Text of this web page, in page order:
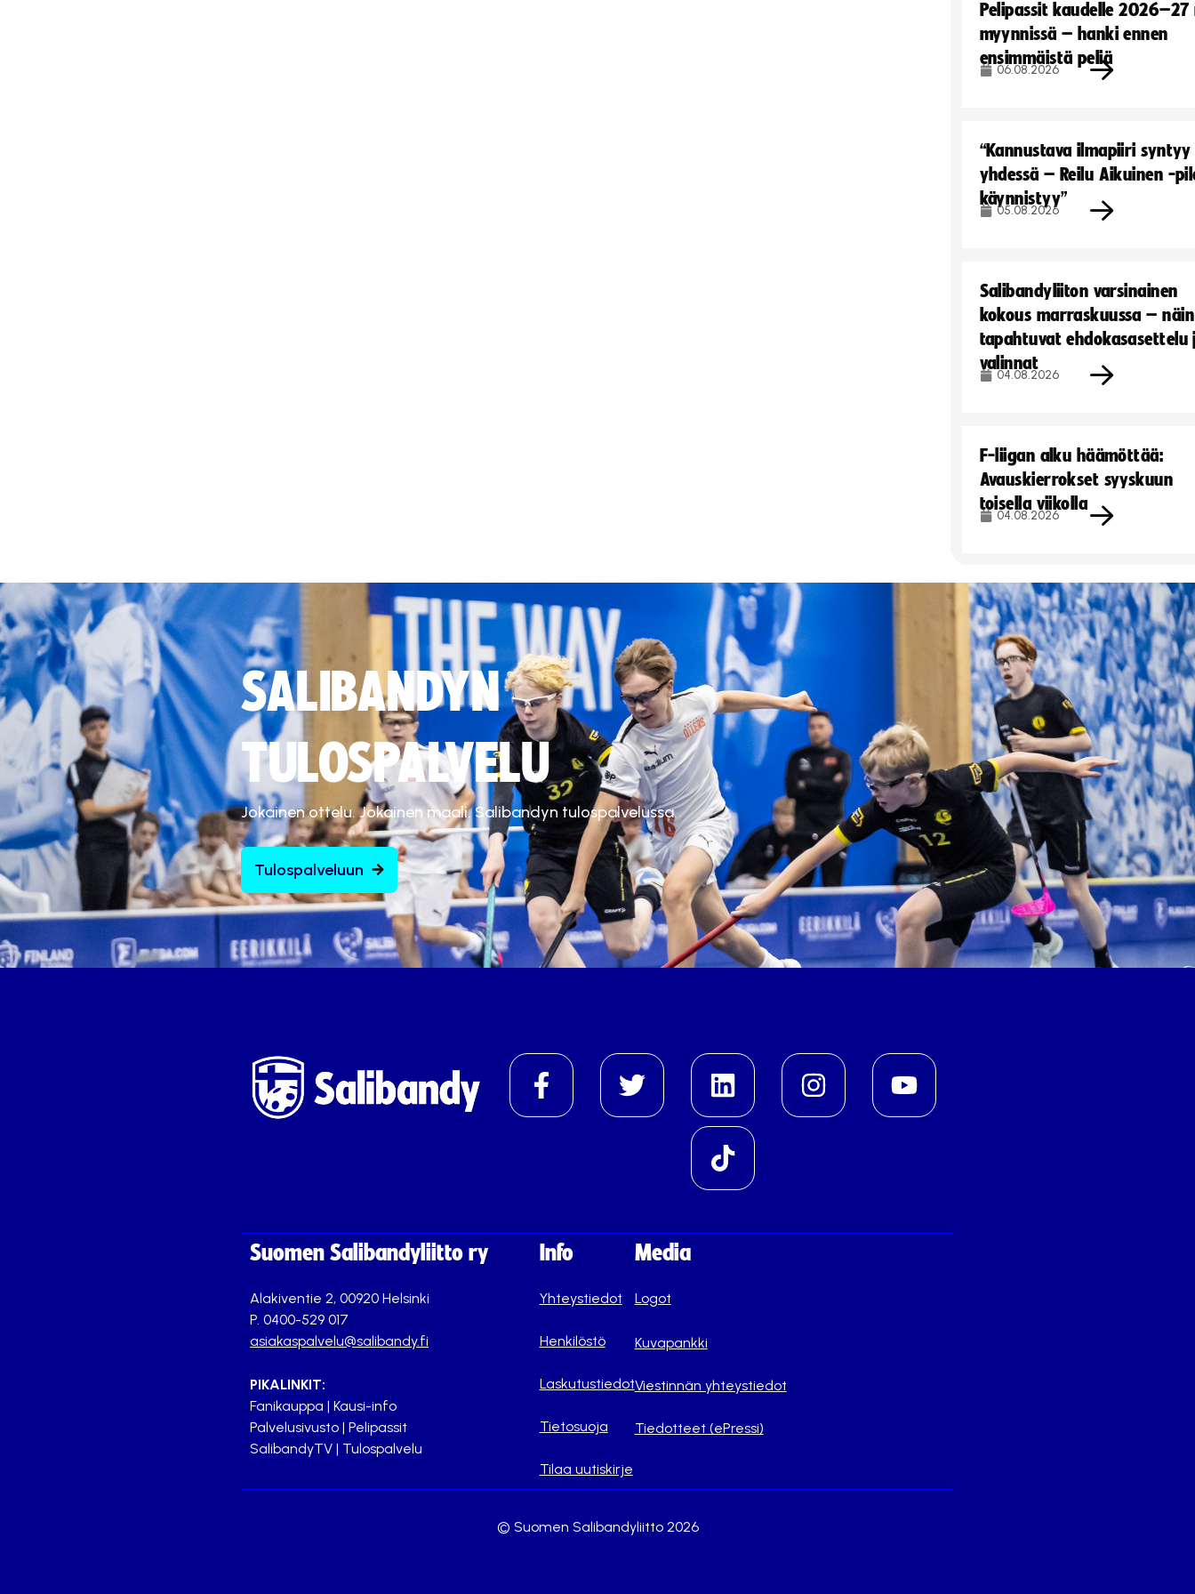
Pelipassit kaudelle
myynnissä – hanki ennen
ensimmäistä peliä
06.08.2026
“Kannustava ilmapiiri syntyy
yhdessä – Reilu Aikuinen -
käynnistyy”
05.08.2026
Salibandyliiton varsinainen
kokous marraskuussa – näin
tapahtuvat ehdokasasettelu
valinnat
04.08.2026
F-liigan alku häämöttää:
Avauskierrokset syyskuun
toisella viikolla
04.08.2026
SALIBANDYN
TULOSPALVELU
Jokainen ottelu. Jokainen maali. Salibandyn tulospalvelussa.
Tulospalveluun
Suomen Salibandyliitto ry
Alakiventie 2, 00920 Helsinki
P. 0400-529 017
asiakaspalvelu@salibandy.fi
PIKALINKIT:
Fanikauppa | Kausi-info
Palvelusivusto | Pelipassit
SalibandyTV | Tulospalvelu
Info
Yhteystiedot
Henkilöstö
Laskutustiedot
Tietosuoja
Tilaa uutiskirje
Media
Logot
Kuvapankki
Viestinnän yhteystiedot
Tiedotteet (ePressi)
© Suomen Salibandyliitto 2026